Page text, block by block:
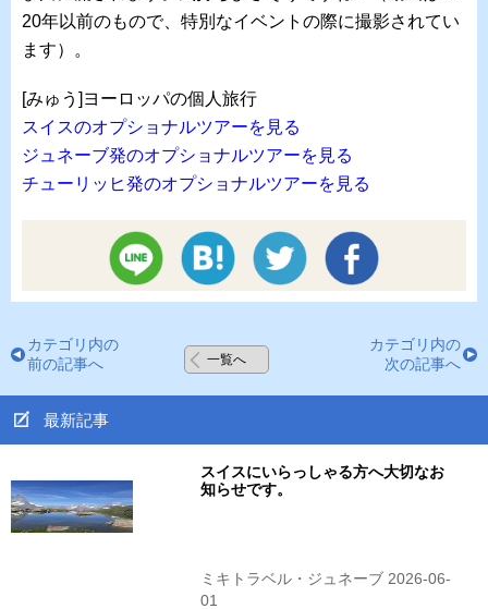
20年以前のもので、特別なイベントの際に撮影されてい
ます）。
[みゅう]ヨーロッパの個人旅行
スイスのオプショナルツアーを見る
ジュネーブ発のオプショナルツアーを見る
チューリッヒ発のオプショナルツアーを見る
カテゴリ内の
前の記事へ
一覧へ
カテゴリ内の
次の記事へ
最新記事
スイスにいらっしゃる方へ大切なお
知らせです。
ミキトラベル・ジュネーブ 2026-06-
01